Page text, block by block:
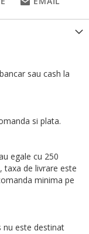
sau cash la
si plata.
egale cu 250
taxa de livrare este
minima pe
nu este destinat